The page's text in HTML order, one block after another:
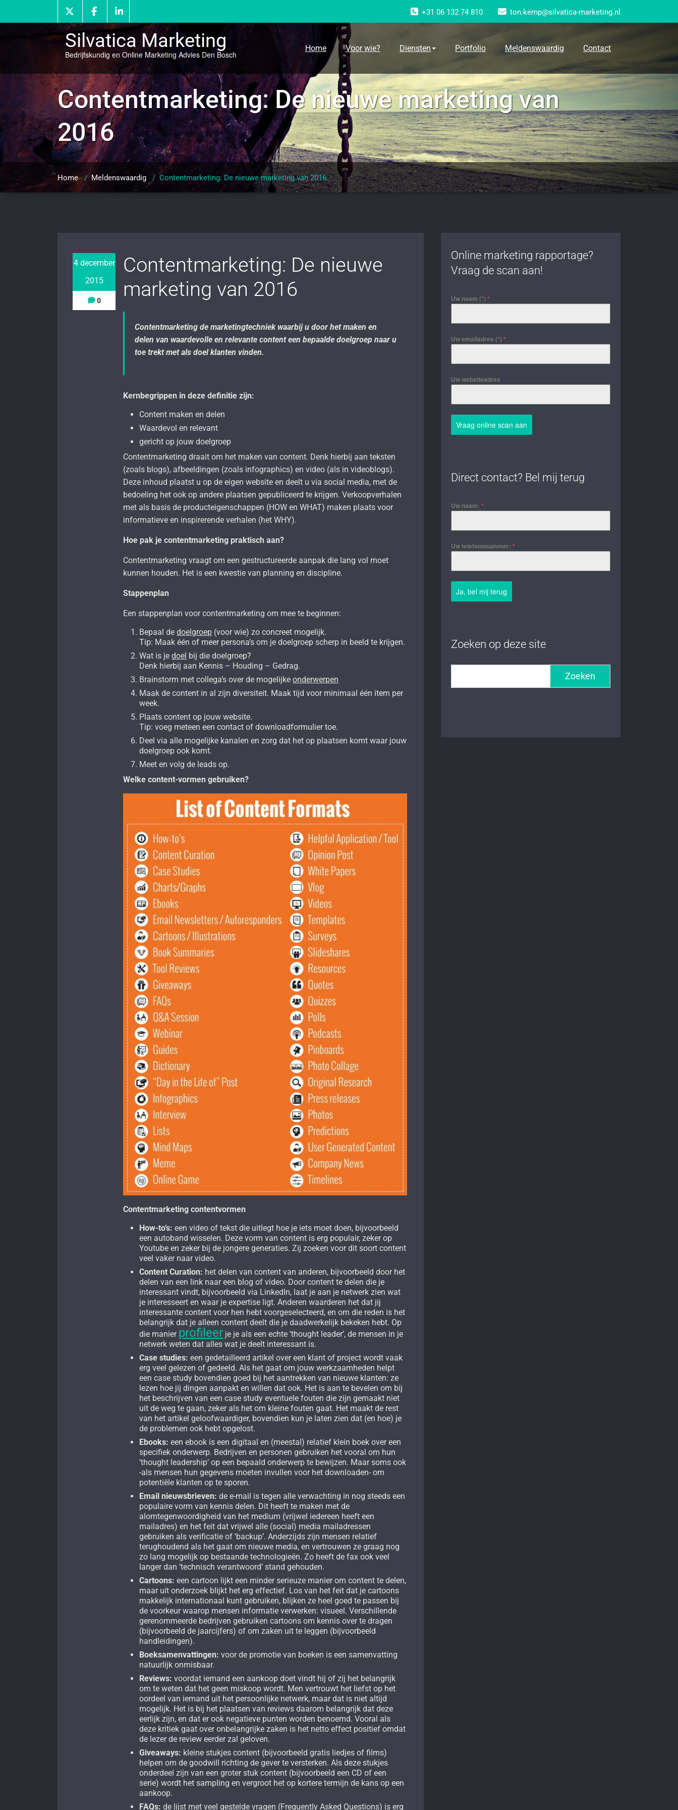
inhoud
+31 06 132 74 810 ton.kemp@silvatica-marketing.nl
Silvatica Marketing
Bedrijfskundig en Online Marketing Advies Den Bosch
Home Voor wie? Diensten Portfolio Meldenswaardig Contact
Contentmarketing: De nieuwe marketing van
2016
Home/Meldenswaardig / Contentmarketing: De nieuwe marketing van 2016
4 december
2015
0
Contentmarketing: De nieuwe
marketing van 2016
Contentmarketing de marketingtechniek waarbij u door het maken en
delen van waardevolle en relevante content een bepaalde doelgroep naar u
toe trekt met als doel klanten vinden.
Kernbegrippen in deze definitie zijn:
Content maken en delen
Waardevol en relevant
gericht op jouw doelgroep
Contentmarketing draait om het maken van content. Denk hierbij aan teksten
(zoals blogs), afbeeldingen (zoals infographics) en video (als in videoblogs).
Deze inhoud plaatst u op de eigen website en deelt u via social media, met de
bedoeling het ook op andere plaatsen gepubliceerd te krijgen. Verkoopverhalen
met als basis de producteigenschappen (HOW en WHAT) maken plaats voor
informatieve en inspirerende verhalen (het WHY).
Hoe pak je contentmarketing praktisch aan?
Contentmarketing vraagt om een gestructureerde aanpak die lang vol moet
kunnen houden. Het is een kwestie van planning en discipline.
Stappenplan
Een stappenplan voor contentmarketing om mee te beginnen:
Bepaal dedoelgroep (voor wie) zo concreet mogelijk.
Tip: Maak één of meer persona’s om je doelgroep scherp in beeld te krijgen.
Wat is jedoel bij die doelgroep?
Denk hierbij aan Kennis – Houding – Gedrag.
Brainstorm met collega’s over de mogelijkeonderwerpen
Maak de content in al zijn diversiteit. Maak tijd voor minimaal één item per
week.
Plaats content op jouw website.
Tip: voeg meteen een contact of downloadformulier toe.
Deel via alle mogelijke kanalen en zorg dat het op plaatsen komt waar jouw
doelgroep ook komt.
Meet en volg de leads op.
Welke content-vormen gebruiken?
Contentmarketing contentvormen
How-to’s: een video of tekst die uitlegt hoe je iets moet doen, bijvoorbeeld
een autoband wisselen. Deze vorm van content is erg populair, zeker op
Youtube en zeker bij de jongere generaties. Zij zoeken voor dit soort content
veel vaker naar video.
Content Curation: het delen van content van anderen, bijvoorbeeld door het
delen van een link naar een blog of video. Door content te delen die je
interessant vindt, bijvoorbeeld via LinkedIn, laat je aan je netwerk zien wat
je interesseert en waar je expertise ligt. Anderen waarderen het dat jij
interessante content voor hen hebt voorgeselecteerd, en om die reden is het
belangrijk dat je alleen content deelt die je daadwerkelijk bekeken hebt. Op
die manier profileer je je als een echte ‘thought leader’, de mensen in je
netwerk weten dat alles wat je deelt interessant is.
Case studies: een gedetailleerd artikel over een klant of project wordt vaak
erg veel gelezen of gedeeld. Als het gaat om jouw werkzaamheden helpt
een case study bovendien goed bij het aantrekken van nieuwe klanten: ze
lezen hoe jij dingen aanpakt en willen dat ook. Het is aan te bevelen om bij
het beschrijven van een case study eventuele fouten die zijn gemaakt niet
uit de weg te gaan, zeker als het om kleine fouten gaat. Het maakt de rest
van het artikel geloofwaardiger, bovendien kun je laten zien dat (en hoe) je
de problemen ook hebt opgelost.
Ebooks: een ebook is een digitaal en (meestal) relatief klein boek over een
specifiek onderwerp. Bedrijven en personen gebruiken het vooral om hun
‘thought leadership’ op een bepaald onderwerp te bewijzen. Maar soms ook
-als mensen hun gegevens moeten invullen voor het downloaden- om
potentiële klanten op te sporen.
Email nieuwsbrieven: de e-mail is tegen alle verwachting in nog steeds een
populaire vorm van kennis delen. Dit heeft te maken met de
alomtegenwoordigheid van het medium (vrijwel iedereen heeft een
mailadres) en het feit dat vrijwel alle (social) media mailadressen
gebruiken als verificatie of ‘backup’. Anderzijds zijn mensen relatief
terughoudend als het gaat om nieuwe media, en vertrouwen ze graag nog
zo lang mogelijk op bestaande technologieën. Zo heeft de fax ook veel
langer dan ‘technisch verantwoord’ stand gehouden.
Cartoons: een cartoon lijkt een minder serieuze manier om content te delen,
maar uit onderzoek blijkt het erg effectief. Los van het feit dat je cartoons
makkelijk internationaal kunt gebruiken, blijken ze heel goed te passen bij
de voorkeur waarop mensen informatie verwerken: visueel. Verschillende
gerenommeerde bedrijven gebruiken cartoons om kennis over te dragen
(bijvoorbeeld de jaarcijfers) of om zaken uit te leggen (bijvoorbeeld
handleidingen).
Boeksamenvattingen: voor de promotie van boeken is een samenvatting
natuurlijk onmisbaar.
Reviews: voordat iemand een aankoop doet vindt hij of zij het belangrijk
om te weten dat het geen miskoop wordt. Men vertrouwt het liefst op het
oordeel van iemand uit het persoonlijke netwerk, maar dat is niet altijd
mogelijk. Het is bij het plaatsen van reviews daarom belangrijk dat deze
eerlijk zijn, en dat er ook negatieve punten worden benoemd. Vooral als
deze kritiek gaat over onbelangrijke zaken is het netto effect positief omdat
de lezer de review eerder zal geloven.
Giveaways: kleine stukjes content (bijvoorbeeld gratis liedjes of films)
helpen om de goodwill richting de gever te versterken. Als deze stukjes
onderdeel zijn van een groter stuk content (bijvoorbeeld een CD of een
serie) wordt het sampling en vergroot het op kortere termijn de kans op een
aankoop.
FAQs: de lijst met veel gestelde vragen (Frequently Asked Questions) is erg
Online marketing rapportage?
Vraag de scan aan!
Uw naam (*) *
Uw emailadres (*) *
Uw websiteadres
Vraag online scan aan
Direct contact? Bel mij terug
Uw naam: *
Uw telefoonnummer: *
Ja, bel mij terug
Zoeken op deze site
Zoeken